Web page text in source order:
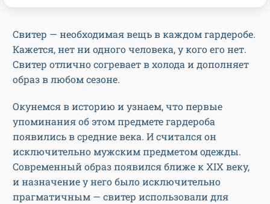
Свитер — необходимая вещь в каждом гардеробе.
Кажется, нет ни одного человека, у кого его нет.
Свитер отлично согревает в холода и дополняет
образ в любом сезоне.
Окунемся в историю и узнаем, что первые
упоминания об этом предмете гардероба
появились в средние века. И считался он
исключительно мужским предметом одежды.
Современный образ появился ближе к XIX веку,
и назначение у него было исключительно
прагматичным — свитер использовали для